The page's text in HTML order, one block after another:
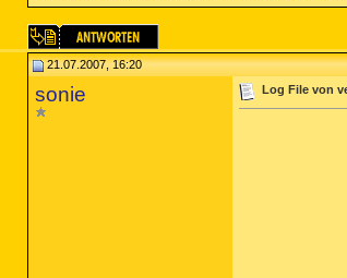
21.07.2007, 16:20
sonie Log File von